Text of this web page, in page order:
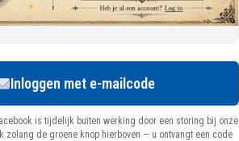
Inloggen met e-mailcode
is tijdelijk buiten werking door een storing bij onze
zolang de groene knop hierboven — u ontvangt een code